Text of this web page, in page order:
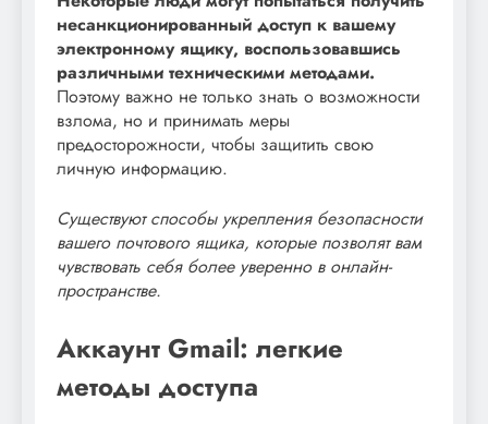
несанкционированный доступ к вашему
электронному ящику, воспользовавшись
различными техническими методами.
Поэтому важно не только знать о возможности
взлома, но и принимать меры
предосторожности, чтобы защитить свою
личную информацию.
Существуют способы укрепления безопасности
вашего почтового ящика, которые позволят вам
чувствовать себя более уверенно в онлайн-
пространстве.
Аккаунт Gmail: легкие
методы доступа